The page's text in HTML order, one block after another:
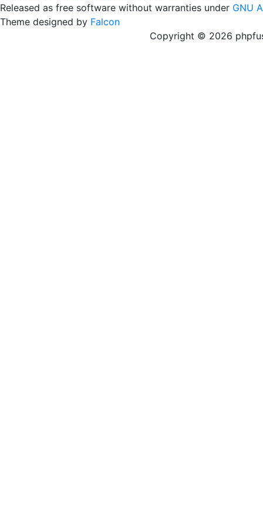
Released as free software without warranties under GNU
Theme designed by Falcon
Copyright © 2026